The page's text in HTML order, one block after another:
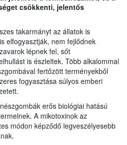
csökkenti, jelentős
takarmányt az állatok is
elfogyasztják, nem fejlődnek
lépnek fel, sőt
is észleltek. Több alkalommal
fertőzött terményekből
fogyasztása súlyos emberi
erős biológiai hatású
A mikotoxinok az
módon képződő legveszélyesebb